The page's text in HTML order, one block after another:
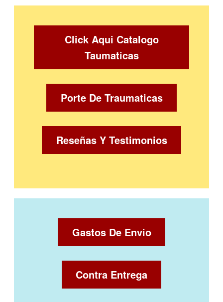
Click Aqui Catalogo
Taumaticas
Porte De Traumaticas
Reseñas Y Testimonios
Gastos De Envio
Contra Entrega